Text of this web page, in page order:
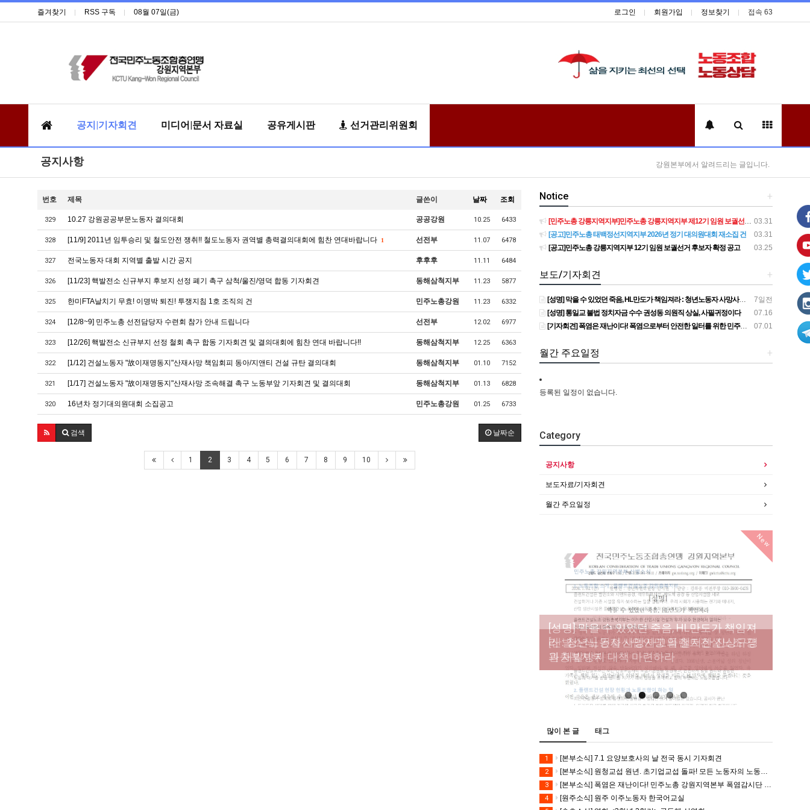
즐겨찾기 RSS 구독 08월 07일(금) 로그인 회원가입 정보찾기 접속 63
공지|기자회견 미디어|문서 자료실 공유게시판 선거관리위원회
공지사항 강원본부에서 알려드리는 글입니다.
번호 제목 글쓴이 날짜 조회
329 10.27 강원공공부문노동자 결의대회 공공강원 10.25 6433
328 [11/9] 2011년 임투승리 및 철도안전 쟁취!! 철도노동자 권역별 총력결의대회에 힘찬 연대바랍니다 1 선전부 11.07 6478
327 전국노동자 대회 지역별 출발 시간 공지 후후후 11.11 6484
326 [11/23] 핵발전소 신규부지 후보지 선정 폐기 촉구 삼척/울진/영덕 합동 기자회견 동해삼척지부 11.23 5877
325 한미FTA날치기 무효! 이명박 퇴진! 투쟁지침 1호 조직의 건 민주노총강원 11.23 6332
324 [12/8~9] 민주노총 선전담당자 수련회 참가 안내 드립니다 선전부 12.02 6977
323 [12/26] 핵발전소 신규부지 선정 철회 촉구 합동 기자회견 및 결의대회에 힘찬 연대 바랍니다!! 동해삼척지부 12.25 6363
322 [1/12] 건설노동자 "故이재명동지"산재사망 책임회피 동아/지앤티 건설 규탄 결의대회 동해삼척지부 01.10 7152
321 [1/17] 건설노동자 "故이재명동지"산재사망 조속해결 촉구 노동부앞 기자회견 및 결의대회 동해삼척지부 01.13 6828
320 16년차 정기대의원대회 소집공고 민주노총강원 01.25 6733
날짜순
검색
1 2 3 4 5 6 7 8 9 10
+
Notice
03.31
[민주노총 강릉지역지부]민주노총 강릉지역지부 제12기 임원 보궐선거결과 공고
03.31
[공고]민주노총 태백정선지역지부 2026년 정기 대의원대회 재소집 건
03.25
[공고]민주노총 강릉지역지부 12기 임원 보궐선거 후보자 확정 공고
+
보도/기자회견
7일전
[성명] 막을 수 있었던 죽음, HL만도가 책임져라 : 청년노동자 사망사고의 철저한 진상규명과 재발방지 대책 마련하라
07.16
[성명] 통일교 불법 정치자금 수수 권성동 의원직 상실, 사필귀정이다
07.01
[기자회견] 폭염은 재난이다! 폭염으로부터 안전한 일터를 위한 민주노총 강원지역본부 폭염감시단 선포 기자회견
+
월간 주요일정
등록된 일정이 없습니다.
Category
공지사항
보도자료/기자회견
월간 주요일정
New
[성명] 막을 수 있었던 죽음, HL만도가 책임져
라 : 청년노동자 사망사고의 철저한 진상규명
과 재발방지 대책 마련하라
[산별소식] 건설산업연맹 플랜트건설노조 강
원충북지부
[강릉,속초,원주,춘천] 폭염감시단 사업 이모저
모
[조합원☆인터뷰] 서비스연맹 전국학교비정
규직노동조합 강원지부 김유미 춘천지회장
[본부소식] 강원지역 노동자 합창단 모임
많이 본 글 태그
1 [본부소식] 7.1 요양보호사의 날 전국 동시 기자회견
2 [본부소식] 원청교섭 원년. 초기업교섭 돌파! 모든 노동자의 노동기본권 쟁취! 민주노총 7.15 총파업대회
3 [본부소식] 폭염은 재난이다! 민주노총 강원지역본부 폭염감시단 선포 기자회견
4 [원주소식] 원주 이주노동자 한국어교실